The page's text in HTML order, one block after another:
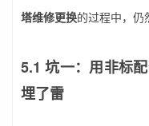
塔维修更换的过程中，仍
5.1 坑一：用非标
埋了雷